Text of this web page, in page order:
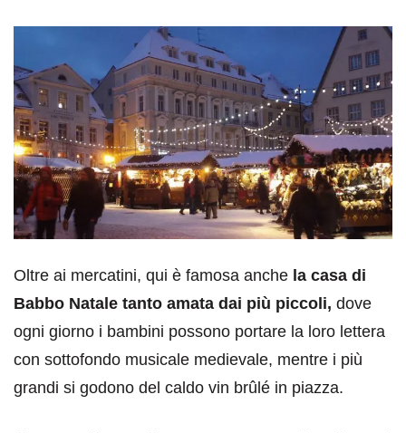
Oltre ai mercatini, qui è famosa anche la casa di
Babbo Natale tanto amata dai più piccoli, dove
ogni giorno i bambini possono portare la loro lettera
con sottofondo musicale medievale, mentre i più
grandi si godono del caldo vin brûlé in piazza.